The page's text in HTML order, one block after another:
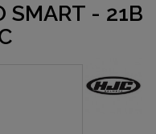
SMART - 21B